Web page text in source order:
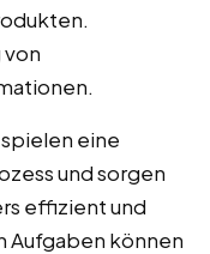
eine
und sorgen
effizient und
Aufgaben können